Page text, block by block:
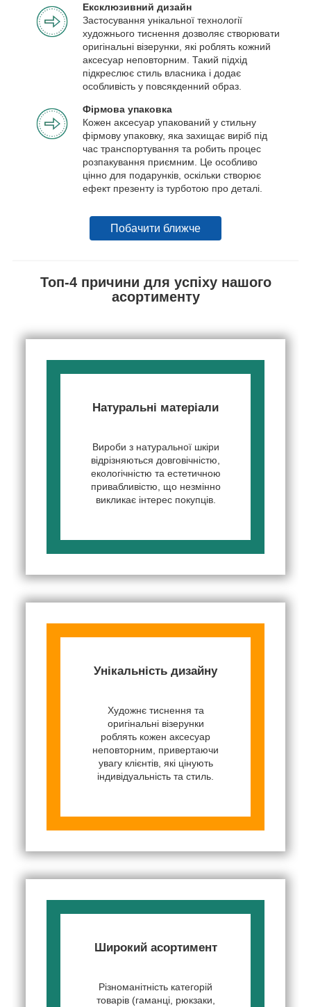
Ексклюзивний дизайн
Застосування унікальної технології
художнього тиснення дозволяє створювати
оригінальні візерунки, які роблять кожний
аксесуар неповторним. Такий підхід
підкреслює стиль власника і додає
особливість у повсякденний образ.
Фірмова упаковка
Кожен аксесуар упакований у стильну
фірмову упаковку, яка захищає виріб під
час транспортування та робить процес
розпакування приємним. Це особливо
цінно для подарунків, оскільки створює
ефект презенту із турботою про деталі.
Побачити ближче
Топ-4 причини для успіху нашого
асортименту
Натуральні матеріали
Вироби з натуральної шкіри
відрізняються довговічністю,
екологічністю та естетичною
привабливістю, що незмінно
викликає інтерес покупців.
Унікальність дизайну
Художнє тиснення та
оригінальні візерунки
роблять кожен аксесуар
неповторним, привертаючи
увагу клієнтів, які цінують
індивідуальність та стиль.
Широкий асортимент
Різноманітність категорій
товарів (гаманці, рюкзаки,